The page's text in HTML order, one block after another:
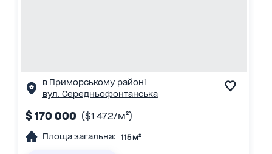
в Приморському районі
вул. Середньофонтанська
$ 170 000 ($1 472/м²)
Площа загальна: 115 м²